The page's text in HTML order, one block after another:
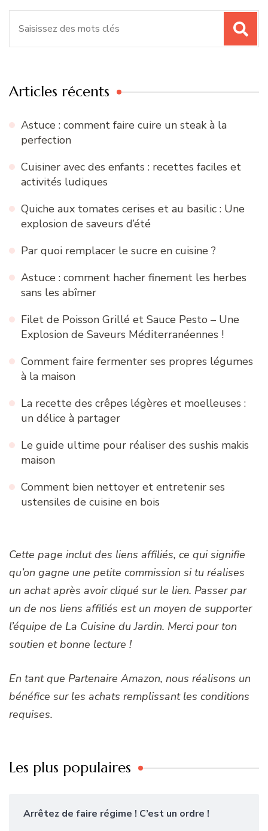
Articles récents
Astuce : comment faire cuire un steak à la
perfection
Cuisiner avec des enfants : recettes faciles et
activités ludiques
Quiche aux tomates cerises et au basilic : Une
explosion de saveurs d’été
Par quoi remplacer le sucre en cuisine ?
Astuce : comment hacher finement les herbes
sans les abîmer
Filet de Poisson Grillé et Sauce Pesto – Une
Explosion de Saveurs Méditerranéennes !
Comment faire fermenter ses propres légumes
à la maison
La recette des crêpes légères et moelleuses :
un délice à partager
Le guide ultime pour réaliser des sushis makis
maison
Comment bien nettoyer et entretenir ses
ustensiles de cuisine en bois
Cette page inclut des liens affiliés, ce qui signifie
qu’on gagne une petite commission si tu réalises
un achat après avoir cliqué sur le lien. Passer par
un de nos liens affiliés est un moyen de supporter
l’équipe de La Cuisine du Jardin. Merci pour ton
soutien et bonne lecture !
En tant que Partenaire Amazon, nous réalisons un
bénéfice sur les achats remplissant les conditions
requises.
Les plus populaires
Arrêtez de faire régime ! C’est un ordre !